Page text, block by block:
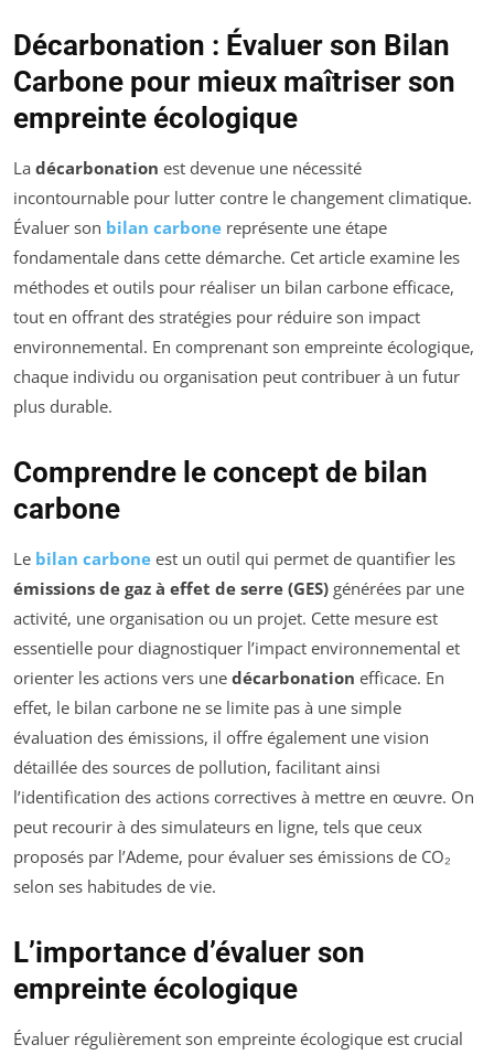
Décarbonation : Évaluer son Bilan
Carbone pour mieux maîtriser son
empreinte écologique
La décarbonation est devenue une nécessité
incontournable pour lutter contre le changement climatique.
Évaluer son bilan carbone représente une étape
fondamentale dans cette démarche. Cet article examine les
méthodes et outils pour réaliser un bilan carbone efficace,
tout en offrant des stratégies pour réduire son impact
environnemental. En comprenant son empreinte écologique,
chaque individu ou organisation peut contribuer à un futur
plus durable.
Comprendre le concept de bilan
carbone
Le bilan carbone est un outil qui permet de quantifier les
émissions de gaz à effet de serre (GES) générées par une
activité, une organisation ou un projet. Cette mesure est
essentielle pour diagnostiquer l’impact environnemental et
orienter les actions vers une décarbonation efficace. En
effet, le bilan carbone ne se limite pas à une simple
évaluation des émissions, il offre également une vision
détaillée des sources de pollution, facilitant ainsi
l’identification des actions correctives à mettre en œuvre. On
peut recourir à des simulateurs en ligne, tels que ceux
proposés par l’Ademe, pour évaluer ses émissions de CO₂
selon ses habitudes de vie.
L’importance d’évaluer son
empreinte écologique
Évaluer régulièrement son empreinte écologique est crucial